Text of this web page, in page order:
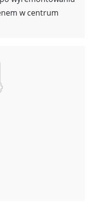
w centrum